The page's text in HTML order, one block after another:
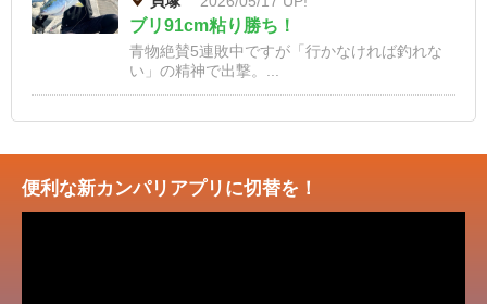
ブリ91cm粘り勝ち！
青物絶賛5連敗中ですが「行かなければ釣れな
い」の精神で出撃。...
便利な新カンパリアプリに切替を！